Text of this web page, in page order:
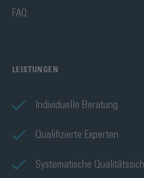
FAQ
LEISTUNGEN
Individuelle Beratung
Qualifizierte Experten
Systematische